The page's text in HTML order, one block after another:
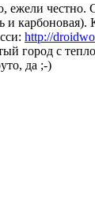
ежели
и
http://
город с
да ;-)